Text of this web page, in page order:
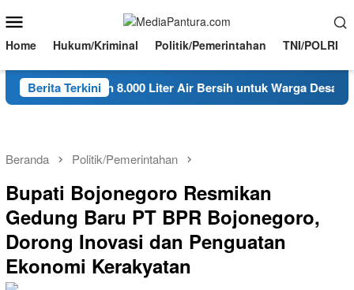
ke
kontenMobile
Home Hukum/Kriminal Politik/Pemerintahan TNI/POLRI
Berita Terkini
Salurkan 8.000 Liter Air Bersih untuk Warga Desa Bondol
Beranda Politik/Pemerintahan
Bupati Bojonegoro Resmikan
Gedung Baru PT BPR Bojonegoro,
Dorong Inovasi dan Penguatan
Ekonomi Kerakyatan